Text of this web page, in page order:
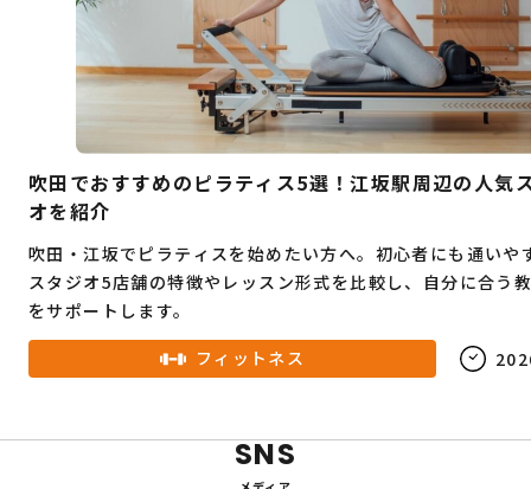
吹田でおすすめのピラティス5選！江坂駅周辺の人気
オを紹介
吹田・江坂でピラティスを始めたい方へ。初心者にも通いや
スタジオ5店舗の特徴やレッスン形式を比較し、自分に合う
をサポートします。
フィットネス
SNS